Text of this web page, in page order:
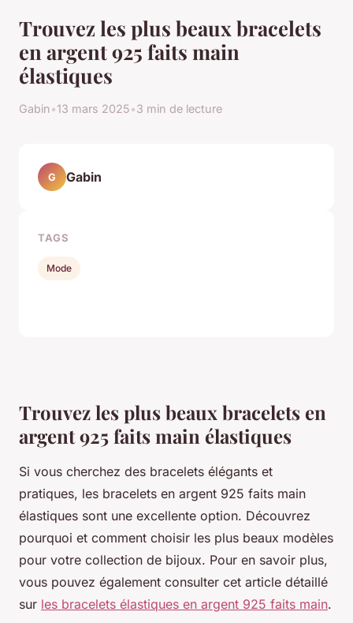
Trouvez les plus beaux bracelets
en argent 925 faits main
élastiques
Gabin•13 mars 2025•3 min de lecture
Trouvez les plus beaux bracelets en
argent 925 faits main élastiques
Si vous cherchez des bracelets élégants et
pratiques, les bracelets en argent 925 faits main
élastiques sont une excellente option. Découvrez
pourquoi et comment choisir les plus beaux modèles
pour votre collection de bijoux. Pour en savoir plus,
vous pouvez également consulter cet article détaillé
sur les bracelets élastiques en argent 925 faits main.
G Gabin
TAGS
Mode